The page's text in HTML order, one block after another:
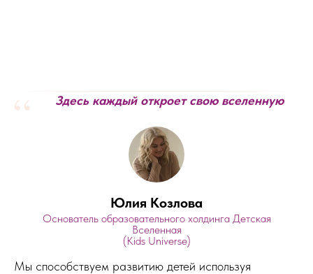
“ Здесь каждый откроет свою вселенную
Юлия Козлова
Основатель образовательного холдинга Детская
Вселенная
(Kids Universe)
Мы способствуем развитию детей используя